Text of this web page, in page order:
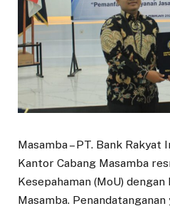
Masamba – PT. Bank
Kantor Cabang Masamba
Kesepahaman (MoU)
Masamba.